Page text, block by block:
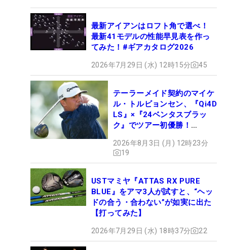
最新アイアンはロフト角で選べ！
最新41モデルの性能早見表を作っ
てみた！#ギアカタログ2026
2026年7月29日 (水) 12時15分 45
テーラーメイド契約のマイケ
ル・トルビョンセン、『Qi4D
LS』×『24ベンタスブラッ
ク』でツアー初優勝！
2026年8月3日 (月) 12時23分
19
USTマミヤ『ATTAS RX PURE
BLUE』をアマ3人が試すと、“ヘッ
ドの合う・合わない”が如実に出た
【打ってみた】
2026年7月29日 (水) 18時37分 22